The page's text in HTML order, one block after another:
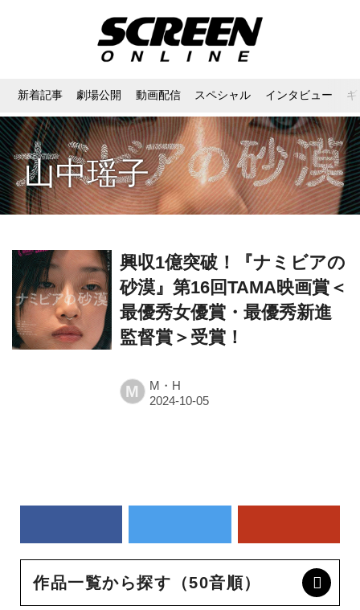
新着記事 劇場公開 動画配信 スペシャル インタビュー
山中瑶子
興収1億突破！『ナミビアの
砂漠』第16回TAMA映画賞＜
最優秀女優賞・最優秀新進
監督賞＞受賞！
M M・H
作品一覧から探す（50音順）